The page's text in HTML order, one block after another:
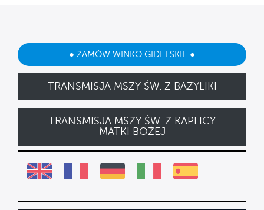
● ZAMÓW WINKO GIDELSKIE ●
TRANSMISJA MSZY ŚW. Z BAZYLIKI
TRANSMISJA MSZY ŚW. Z KAPLICY
MATKI BOŻEJ